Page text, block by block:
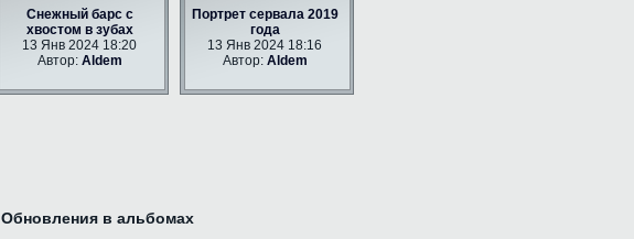
Снежный барс с
хвостом в зубах
13 Янв 2024 18:20
Автор: Aldem
Портрет сервала 2019
года
13 Янв 2024 18:16
Автор: Aldem
Обновления в альбомах